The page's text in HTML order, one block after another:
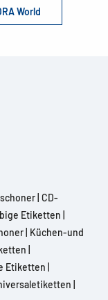
World
CD-
Etiketten
Küchen-und
Etiketten